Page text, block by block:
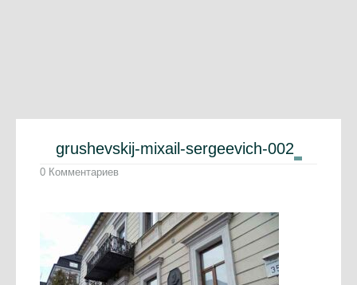
grushevskij-mixail-sergeevich-002
0 Комментариев